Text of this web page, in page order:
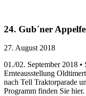
24. Gub´ner
27. August 2018
01./02. September 2018
Ernteausstellung
nach Tell Traktorparade
Programm finden Sie hier.